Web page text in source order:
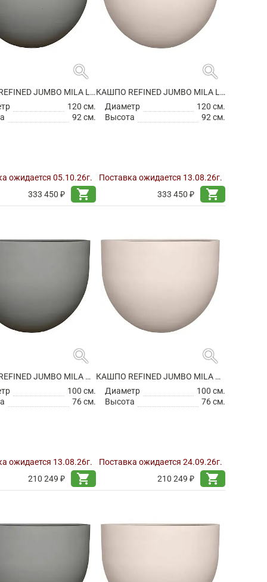
search
КАШПО REFINED JUMBO MILA L CLOUDED GREY
120 см.
92 см.
ожидается 05.10.26г.
333 450 ₽
shopping_cart
search
КАШПО REFINED JUMBO MILA L NATURAL WHITE
Диаметр
120 см.
Высота
92 см.
Поставка ожидается 13.08.26г.
333 450 ₽
shopping_cart
search
КАШПО REFINED JUMBO MILA M CLOUDED GREY
100 см.
76 см.
ожидается 13.08.26г.
210 249 ₽
shopping_cart
search
КАШПО REFINED JUMBO MILA M NATURAL WHITE
Диаметр
100 см.
Высота
76 см.
Поставка ожидается 24.09.26г.
210 249 ₽
shopping_cart